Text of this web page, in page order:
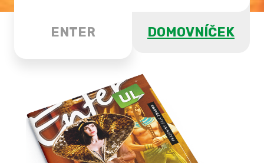
ENTER DOMOVNÍČEK